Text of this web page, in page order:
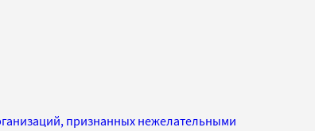
признанных нежелательными